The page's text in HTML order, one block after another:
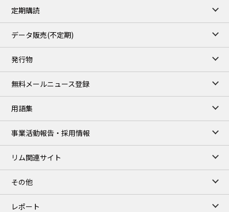
定期購読
データ販売(不定期)
発行物
無料メールニュース登録
用語集
事業活動報告・採用情報
リム関連サイト
その他
レポート